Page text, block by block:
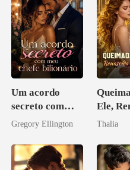
Um acordo
secreto com
meu chefe
Gregory Ellington
Ele,
como
Thalia